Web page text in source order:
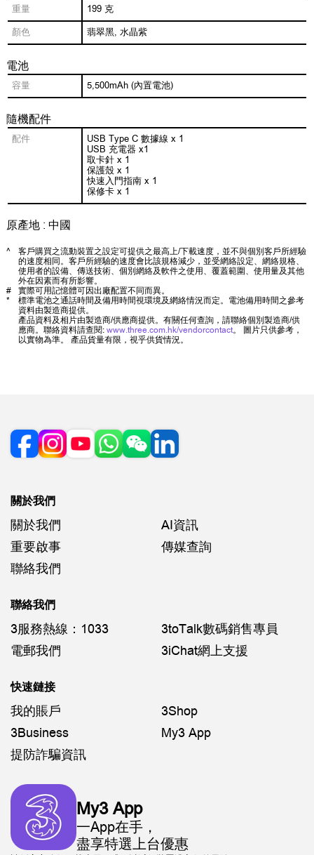
重量 199 克
顏色 翡翠黑, 水晶紫
電池
容量 5,500mAh (內置電池)
隨機配件
配件
USB Type C 數據線 x 1
USB 充電器 x1
取卡針 x 1
保護殼 x 1
快速入門指南 x 1
保修卡 x 1
原產地 : 中國
^
客戶購買之流動裝置之設定可提供之最高上/下載速度，並不與個別客戶所經驗
的速度相同。客戶所經驗的速度會比該規格減少，並受網絡設定、網絡規格、
使用者的設備、傳送技術、個別網絡及軟件之使用、覆蓋範圍、使用量及其他
外在因素而有所影響。
#
實際可用記憶體可因出廠配置不同而異。
*
標準電池之通話時間及備用時間視環境及網絡情況而定。電池備用時間之參考
資料由製造商提供。
產品資料及相片由製造商/供應商提供。有關任何查詢，請聯絡個別製造商/供
應商。聯絡資料請查閱: www.three.com.hk/vendorcontact。 圖片只供參考，
以實物為準。 產品貨量有限，視乎供貨情況。
關於我們
關於我們
AI資訊
重要啟事
傳媒查詢
聯絡我們
聯絡我們
3服務熱線：1033
3toTalk數碼銷售專員
電郵我們
3iChat網上支援
快速鏈接
我的賬戶
3Shop
3Business
My3 App
提防詐騙資訊
My3 App
一App在手，
盡享特選上台優惠